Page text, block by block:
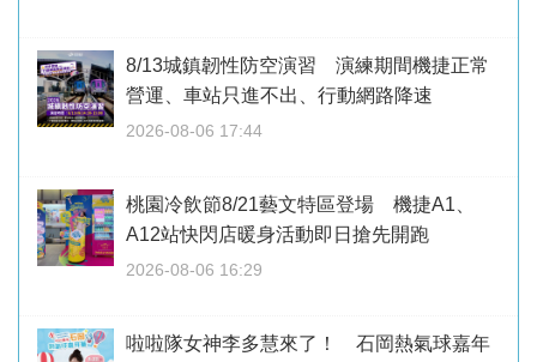
8/13城鎮韌性防空演習 演練期間機捷正常
營運、車站只進不出、行動網路降速
2026-08-06 17:44
桃園冷飲節8/21藝文特區登場 機捷A1、
A12站快閃店暖身活動即日搶先開跑
2026-08-06 16:29
啦啦隊女神李多慧來了！ 石岡熱氣球嘉年